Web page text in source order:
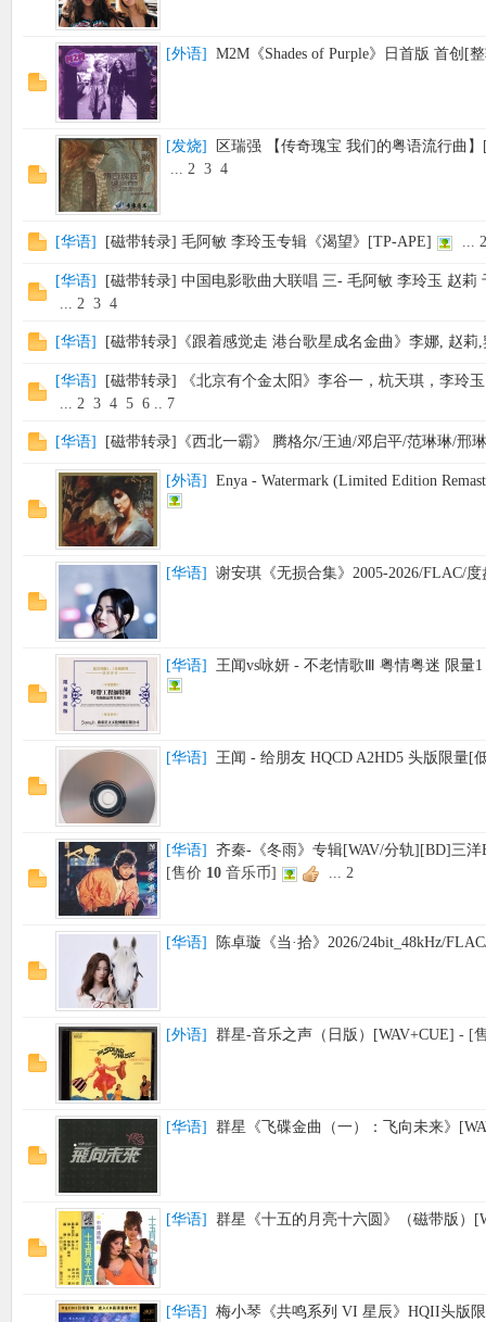
[外语] M2M《Shades of Purple》日首版 首创[
[发烧]
区瑞强 【传奇瑰宝 我们的粤语流行曲
... 2 3 4
[华语] [磁带转录] 毛阿敏 李玲玉专辑《渴望》[TP-APE] ... 2
[华语]
[磁带转录] 中国电影歌曲大联唱 三- 毛阿敏 李玲玉 赵莉
... 2 3 4
[华语] [磁带转录]《跟着感觉走 港台歌星成名金曲》李娜, 赵莉
[华语]
[磁带转录] 《北京有个金太阳》李谷一，杭天琪，李玲
... 2 3 4 5 6 .. 7
[华语] [磁带转录]《西北一霸》 腾格尔/王迪/邓启平/范琳琳/邢
[外语] Enya - Watermark (Limited Edition
[华语] 谢安琪《无损合集》2005-2026/FLAC/度
[华语] 王闻vs咏妍 - 不老情歌Ⅲ 粤情粤迷 限量
[华语] 王闻 - 给朋友 HQCD A2HD5 头版限量[
[华语]
齐秦-《冬雨》专辑[WAV/分轨][BD]三
[售价 10 音乐币] ... 2
[华语] 陈卓璇《当·拾》2026/24bit_48kHz/
[外语] 群星-音乐之声（日版）[WAV+CUE] - [
[华语] 群星《飞碟金曲（一）：飞向未来》
[华语] 群星《十五的月亮十六圆》（磁带版）
[华语] 梅小琴《共鸣系列 VI 星辰》HQII头版